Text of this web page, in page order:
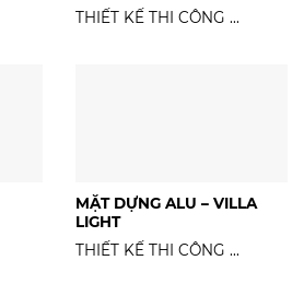
THIẾT KẾ THI CÔNG ...
MẶT DỰNG ALU – VILLA
LIGHT
THIẾT KẾ THI CÔNG ...